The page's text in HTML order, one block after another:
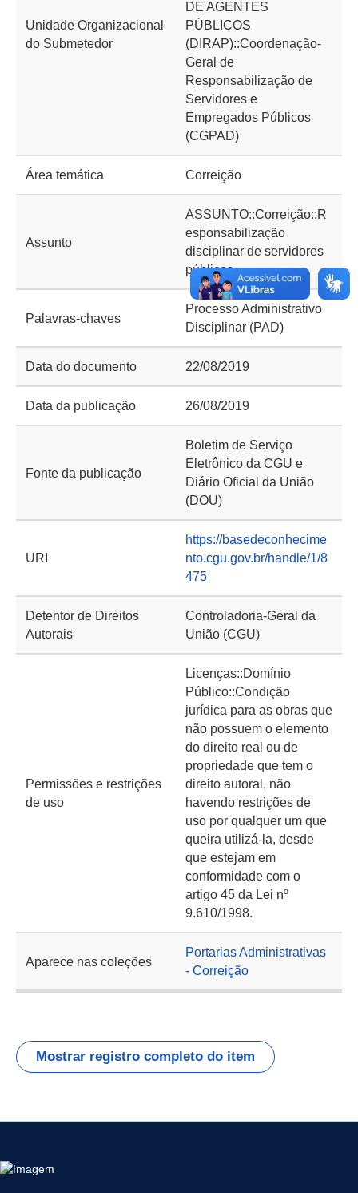
Unidade Organizacional
do Submetedor
DE AGENTES
PÚBLICOS
(DIRAP)::Coordenação-
Geral de
Responsabilização de
Servidores e
Empregados Públicos
(CGPAD)
Área temática Correição
Assunto
ASSUNTO::Correição::R
esponsabilização
disciplinar de servidores
públicos
Palavras-chaves
Processo Administrativo
Disciplinar (PAD)
Data do documento 22/08/2019
Data da publicação 26/08/2019
Fonte da publicação
Boletim de Serviço
Eletrônico da CGU e
Diário Oficial da União
(DOU)
URI
https://basedeconhecime
nto.cgu.gov.br/handle/1/8
475
Detentor de Direitos
Autorais
Controladoria-Geral da
União (CGU)
Permissões e restrições
de uso
Licenças::Domínio
Público::Condição
jurídica para as obras que
não possuem o elemento
do direito real ou de
propriedade que tem o
direito autoral, não
havendo restrições de
uso por qualquer um que
queira utilizá-la, desde
que estejam em
conformidade com o
artigo 45 da Lei nº
9.610/1998.
Aparece nas coleções
Portarias Administrativas
- Correição
Mostrar registro completo do item